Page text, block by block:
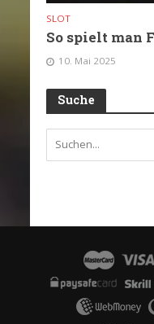
SLOT
So spielt man
10. Mai 2025
Suche